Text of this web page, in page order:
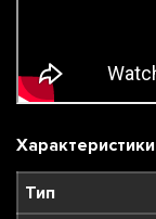
Характеристики
Тип